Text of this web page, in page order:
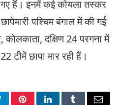
हैं। इनमें कई कोयला तस्कर
पश्चिम बंगाल में की गई
कोलकाता, दक्षिण 24 परगना में
टीमें छापा मार रही हैं।